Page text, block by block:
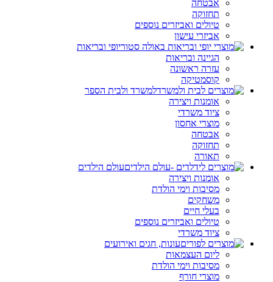
אבטחה
תחזוקה
טיולים ואביזרים נוספים
אביזרי עישון
יופי ובריאות
הגיינה ובריאות
עזרה ראשונה
קוסמטיקה
למשרד ולבית הספר
אומנות ויצירה
ציוד משרדי
מוצרי אחסון
אבטחה
תחזוקה
תאורה
עולם הילדים
אומנות ויצירה
מסיבות וימי הולדת
משחקים
בעלי חיים
טיולים ואביזרים נוספים
ציוד משרדי
עונות, חגים ואירועים
ליום העצמאות
מסיבות וימי הולדת
מוצרי חורף